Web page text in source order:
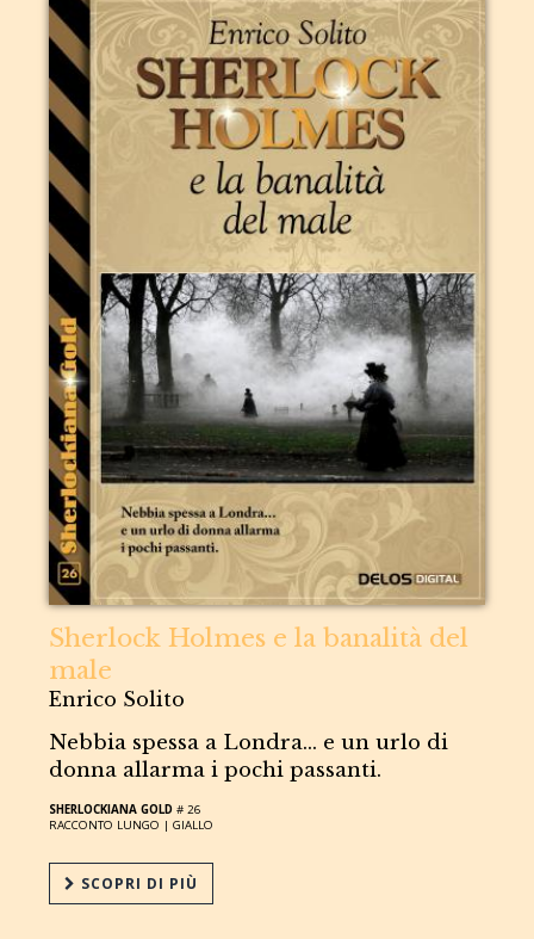
Sherlock Holmes e la banalità del
male
Enrico Solito
Nebbia spessa a Londra... e un urlo di
donna allarma i pochi passanti.
SHERLOCKIANA GOLD # 26
RACCONTO LUNGO |GIALLO
SCOPRI DI PIÙ